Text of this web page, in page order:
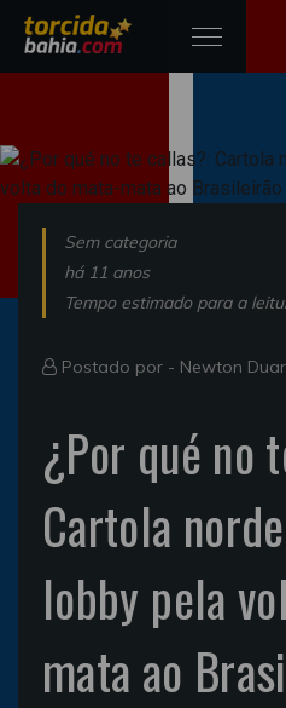
Sem categoria
há 11 anos
Tempo estimado para a
Postado por - Newton
¿Por qué no
Cartola
lobby pela
mata ao